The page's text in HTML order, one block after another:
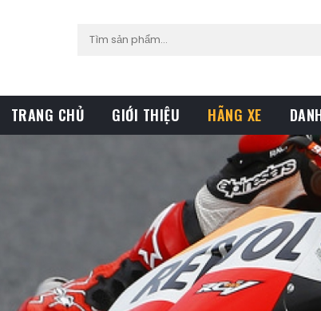
TRANG CHỦ GIỚI THIỆU HÃNG XE